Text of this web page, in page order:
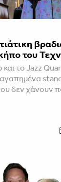
του
το Jazz
δεν χάνουν